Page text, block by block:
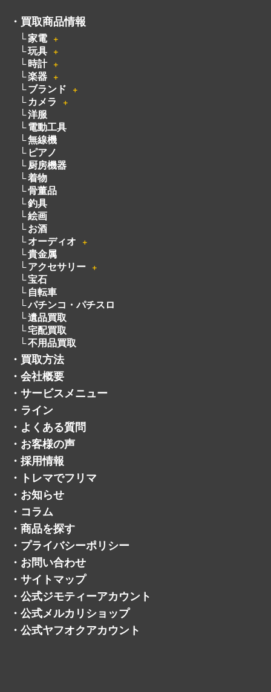
・ 買取商品情報
家電 ＋
玩具 ＋
時計 ＋
楽器 ＋
ブランド ＋
カメラ ＋
洋服
電動工具
無線機
ピアノ
厨房機器
着物
骨董品
釣具
絵画
お酒
オーディオ
＋
貴金属
アクセサリー
＋
宝石
自転車
パチンコ・パチスロ
遺品買取
宅配買取
不用品買取
・ 買取方法
・ 会社概要
・ サービスメニュー
・ ライン
・ よくある質問
・ お客様の声
・ 採用情報
・
トレマでフリマ
・ お知らせ
・ コラム
・ 商品を探す
・ プライバシーポリシー
・ お問い合わせ
・ サイトマップ
・ 公式ジモティーアカウント
・ 公式メルカリショップ
・ 公式ヤフオクアカウント